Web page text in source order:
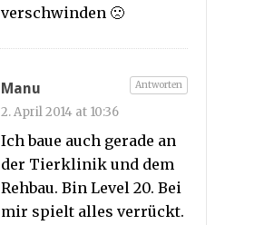
verschwinden 🙁
Manu
2. April 2014 at 10:36
Ich baue auch gerade an
der Tierklinik und dem
Rehbau. Bin Level 20. Bei
mir spielt alles verrückt.
Antworten